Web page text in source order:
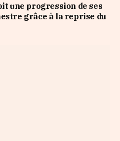
une progression de ses
grâce à la reprise du